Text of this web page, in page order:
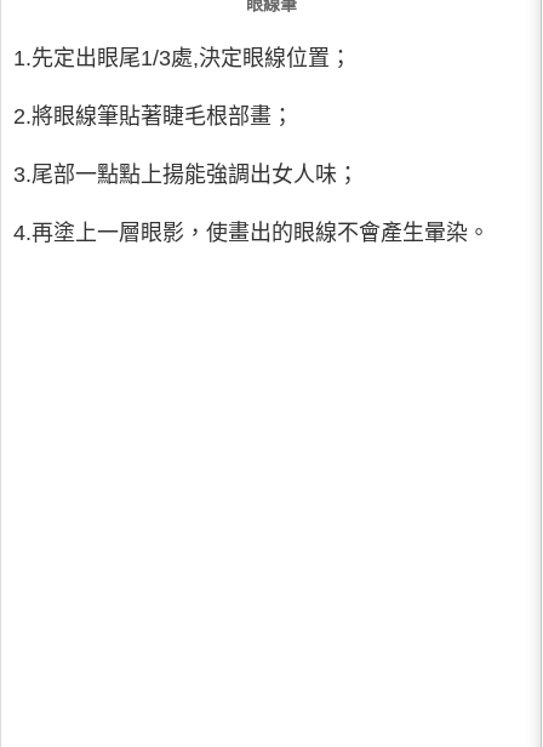
1.先定出眼尾1/3處,決定眼線位置；
2.將眼線筆貼著睫毛根部畫；
3.尾部一點點上揚能強調出女人味；
4.再塗上一層眼影，使畫出的眼線不會產生暈染。